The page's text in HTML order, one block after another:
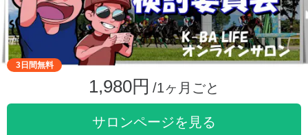
3日間無料
1,980円 /1ヶ月ごと
サロンページを見る